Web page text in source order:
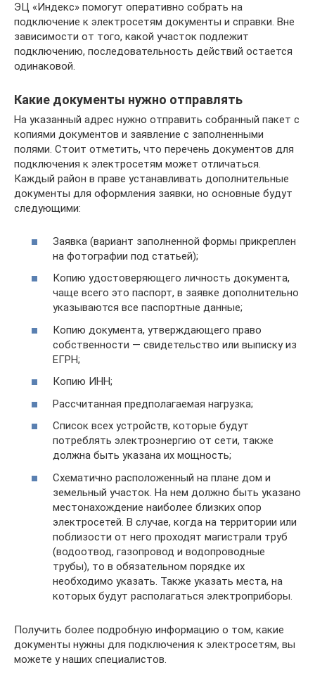
ЭЦ «Индекс» помогут оперативно собрать на
подключение к электросетям документы и справки. Вне
зависимости от того, какой участок подлежит
подключению, последовательность действий остается
одинаковой.
Какие документы нужно отправлять
На указанный адрес нужно отправить собранный пакет с
копиями документов и заявление с заполненными
полями. Стоит отметить, что перечень документов для
подключения к электросетям может отличаться.
Каждый район в праве устанавливать дополнительные
документы для оформления заявки, но основные будут
следующими:
Заявка (вариант заполненной формы прикреплен
на фотографии под статьей);
Копию удостоверяющего личность документа,
чаще всего это паспорт, в заявке дополнительно
указываются все паспортные данные;
Копию документа, утверждающего право
собственности — свидетельство или выписку из
ЕГРН;
Копию ИНН;
Рассчитанная предполагаемая нагрузка;
Список всех устройств, которые будут
потреблять электроэнергию от сети, также
должна быть указана их мощность;
Схематично расположенный на плане дом и
земельный участок. На нем должно быть указано
местонахождение наиболее близких опор
электросетей. В случае, когда на территории или
поблизости от него проходят магистрали труб
(водоотвод, газопровод и водопроводные
трубы), то в обязательном порядке их
необходимо указать. Также указать места, на
которых будут располагаться электроприборы.
Получить более подробную информацию о том, какие
документы нужны для подключения к электросетям, вы
можете у наших специалистов.